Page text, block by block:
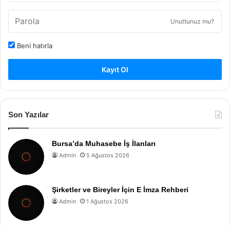
Unuttunuz mu?
Beni hatırla
Kayıt Ol
Son Yazılar
Bursa’da Muhasebe İş İlanları
Admin 5 Ağustos 2026
Şirketler ve Bireyler İçin E İmza Rehberi
Admin 1 Ağustos 2026